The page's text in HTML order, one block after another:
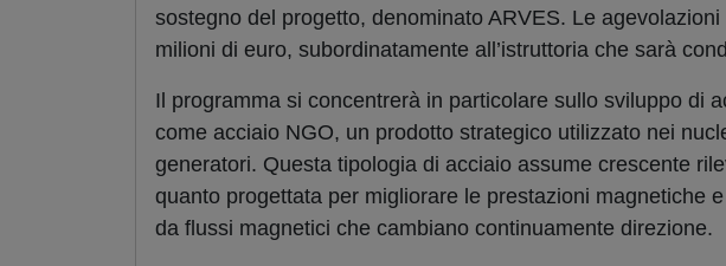
sostegno del progetto, denominato ARVES. Le
milioni di euro, subordinatamente all’istruttoria che sarà
Il programma si concentrerà in particolare sullo sviluppo di
come acciaio NGO, un prodotto strategico utilizzato nei
generatori. Questa tipologia di acciaio assume crescente
quanto progettata per migliorare le prestazioni magnetiche
da flussi magnetici che cambiano continuamente direzione.